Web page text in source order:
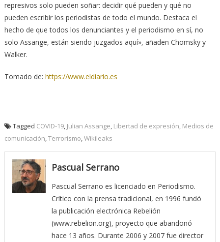
represivos solo pueden soñar: decidir qué pueden y qué no
pueden escribir los periodistas de todo el mundo. Destaca el
hecho de que todos los denunciantes y el periodismo en sí, no
solo Assange, están siendo juzgados aquí», añaden Chomsky y
Walker.
Tomado de: https://www.eldiario.es
Tagged COVID-19, Julian Assange, Libertad de expresión, Medios de
comunicación,Terrorismo,Wikileaks
Pascual Serrano
Pascual Serrano es licenciado en Periodismo.
Crítico con la prensa tradicional, en 1996 fundó
la publicación electrónica Rebelión
(www.rebelion.org), proyecto que abandonó
hace 13 años. Durante 2006 y 2007 fue director